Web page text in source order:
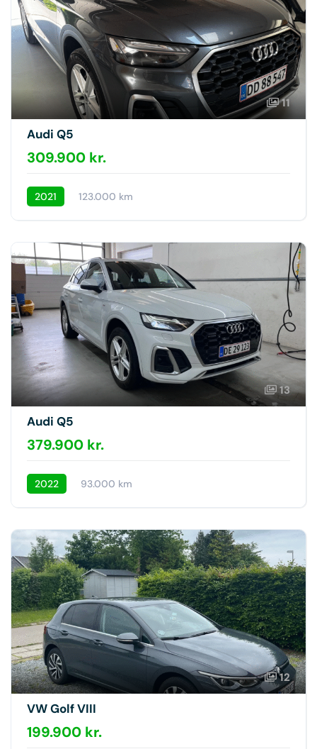
11
Audi Q5
309.900 kr.
2021 123.000 km
13
Audi Q5
379.900 kr.
2022 93.000 km
12
VW Golf VIII
199.900 kr.